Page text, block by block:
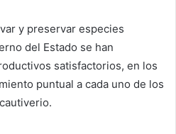
y preservar especies
del Estado se han
satisfactorios, en los
puntual a cada uno de los